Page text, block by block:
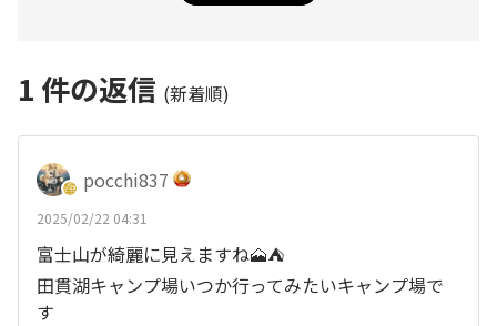
1 件の返信 (新着順)
pocchi837
2025/02/22 04:31
富士山が綺麗に見えますね🗻⛺
田貫湖キャンプ場いつか行ってみたいキャンプ場で
す